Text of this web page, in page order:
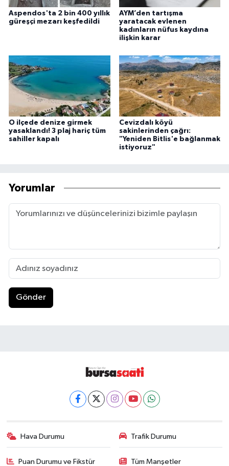
Aspendos'ta 2 bin 400 yıllık
güreşçi mezarı keşfedildi
AYM’den tartışma
yaratacak evlenen
kadınların nüfus kaydına
ilişkin karar
O ilçede denize girmek
yasaklandı! 3 plaj hariç tüm
sahiller kapalı
Cevizdalı köyü
sakinlerinden çağrı:
"Yeniden Bitlis'e bağlanmak
istiyoruz"
Yorumlar
Gönder
Hava Durumu Trafik Durumu
Puan Durumu ve Fikstür Tüm Manşetler